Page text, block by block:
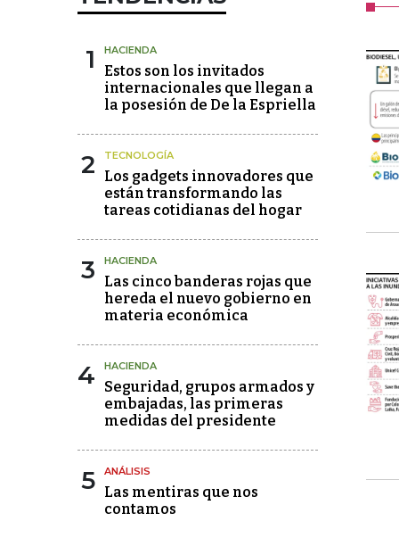
1 HACIENDA
Estos son los invitados
internacionales que llegan a
la posesión de De la Espriella
2 TECNOLOGÍA
Los gadgets innovadores que
están transformando las
tareas cotidianas del hogar
3 HACIENDA
Las cinco banderas rojas que
hereda el nuevo gobierno en
materia económica
4 HACIENDA
Seguridad, grupos armados y
embajadas, las primeras
medidas del presidente
5 ANÁLISIS
Las mentiras que nos
contamos